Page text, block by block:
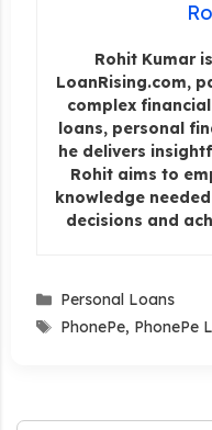
Rohit Kumar
LoanRising.com,
complex
loans, personal
he delivers
Rohit aims to
knowledge
decisions and
Categories
Personal Loans
Tags
PhonePe, PhonePe